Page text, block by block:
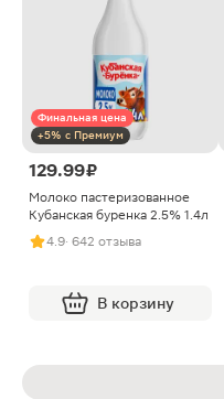
Финальная цена
+5% с Премиум
129.99 ₽
Молоко пастеризованное
Кубанская буренка 2.5% 1.4л
4.9· 642 отзыва
В корзину